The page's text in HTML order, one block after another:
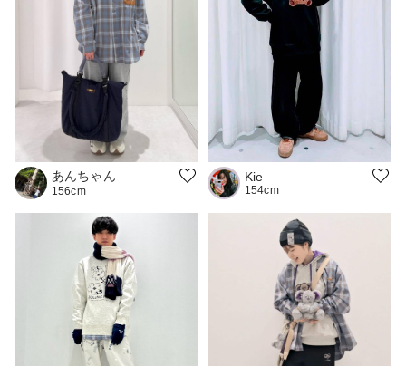
あんちゃん
156cm
Kie
154cm